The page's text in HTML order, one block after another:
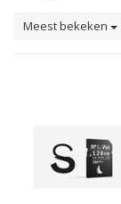
Meest bekeken